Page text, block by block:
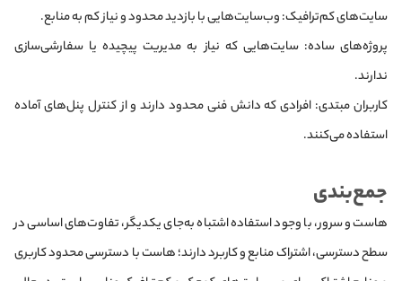
سایت‌های کم‌ترافیک: وب‌سایت‌هایی با بازدید محدود و نیاز کم به منابع.
پروژه‌های ساده: سایت‌هایی که نیاز به مدیریت پیچیده یا سفارشی‌سازی
ندارند.
کاربران مبتدی: افرادی که دانش فنی محدود دارند و از کنترل پنل‌های آماده
استفاده می‌کنند.
جمع‌بندی
هاست و سرور، با وجود استفاده اشتباه به‌جای یکدیگر، تفاوت‌های اساسی در
سطح دسترسی، اشتراک منابع و کاربرد دارند؛ هاست با دسترسی محدود کاربری